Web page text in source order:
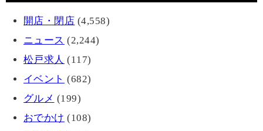
開店・閉店 (4,558)
ニュース (2,244)
松戸求人 (117)
イベント (682)
グルメ (199)
おでかけ (108)